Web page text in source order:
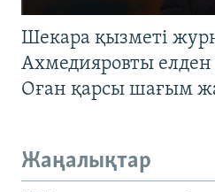
Шекара қызметі
Ахмедияровты
Оған қарсы шағым
Жаңалықтар